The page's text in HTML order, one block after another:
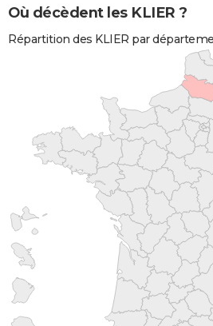
Où décèdent les KLIER ?
Répartition des KLIER par